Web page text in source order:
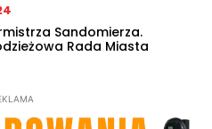
Sandomierza.
Rada Miasta